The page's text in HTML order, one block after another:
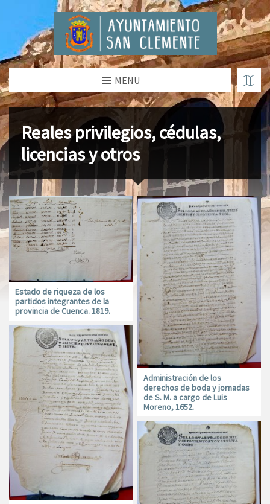
MENU
Reales privilegios, cédulas,
licencias y otros
Estado de riqueza de los
partidos integrantes de la
provincia de Cuenca. 1819.
Administración de los
derechos de boda y jornadas
de S. M. a cargo de Luis
Moreno, 1652.